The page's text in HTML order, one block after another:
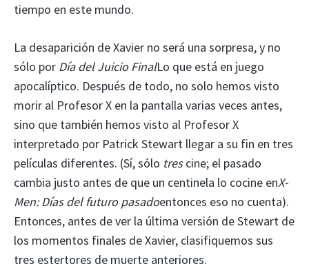
tiempo en este mundo.
La desaparición de Xavier no será una sorpresa, y no
sólo por Día del Juicio FinalLo que está en juego
apocalíptico. Después de todo, no solo hemos visto
morir al Profesor X en la pantalla varias veces antes,
sino que también hemos visto al Profesor X
interpretado por Patrick Stewart llegar a su fin en tres
películas diferentes. (Sí, sólo trescine; el pasado
cambia justo antes de que un centinela lo cocine enX-
Men: Días del futuro pasadoentonces eso no cuenta).
Entonces, antes de ver la última versión de Stewart de
los momentos finales de Xavier, clasifiquemos sus
tres estertores de muerte anteriores.